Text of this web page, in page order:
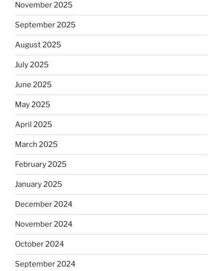
November 2025
September 2025
August 2025
July 2025
June 2025
May 2025
April 2025
March 2025
February 2025
January 2025
December 2024
November 2024
October 2024
September 2024